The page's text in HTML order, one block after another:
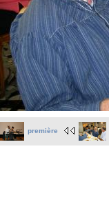
première